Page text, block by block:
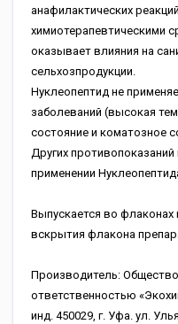
анафилактических
химиотерапевтическими
оказывает влияния на
сельхозпродукции.
Нуклеопептид не
заболеваний (высокая
состояние и коматозное
Других
применении
Выпускается во флаконах
вскрытия флакона
Производитель: Общество
ответственностью
инд. 450029, г. Уфа. ул.